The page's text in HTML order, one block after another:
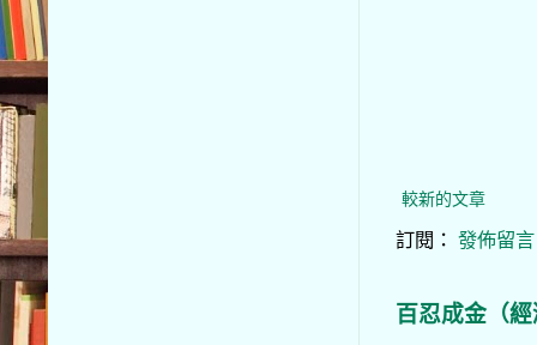
較新的文章
訂閱： 發佈留
百忍成金（